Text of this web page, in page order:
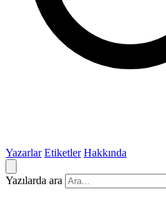
Yazarlar Etiketler Hakkında
Yazılarda ara